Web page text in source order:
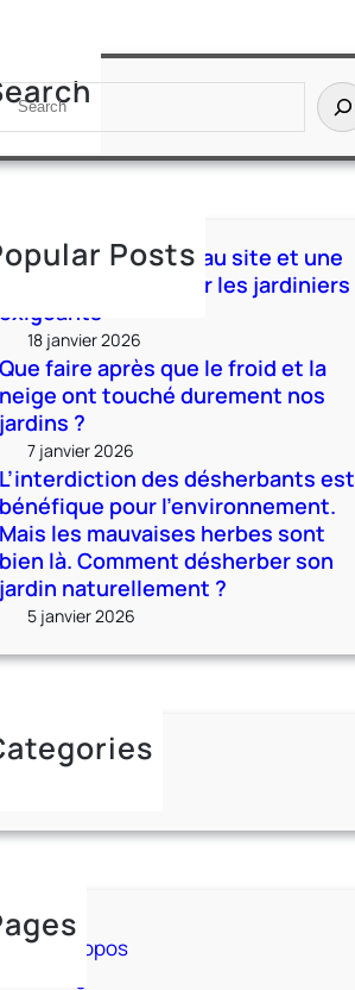
Posts
JackLumber : nouveau site et une
nouvelle saison pour les jardiniers
exigeants
18 janvier 2026
Que faire après que le froid et la
neige ont touché durement nos
jardins ?
7 janvier 2026
L’interdiction des désherbants est
bénéfique pour l’environnement.
Mais les mauvaises herbes sont
bien là. Comment désherber son
jardin naturellement ?
5 janvier 2026
Uncategorized
A propos